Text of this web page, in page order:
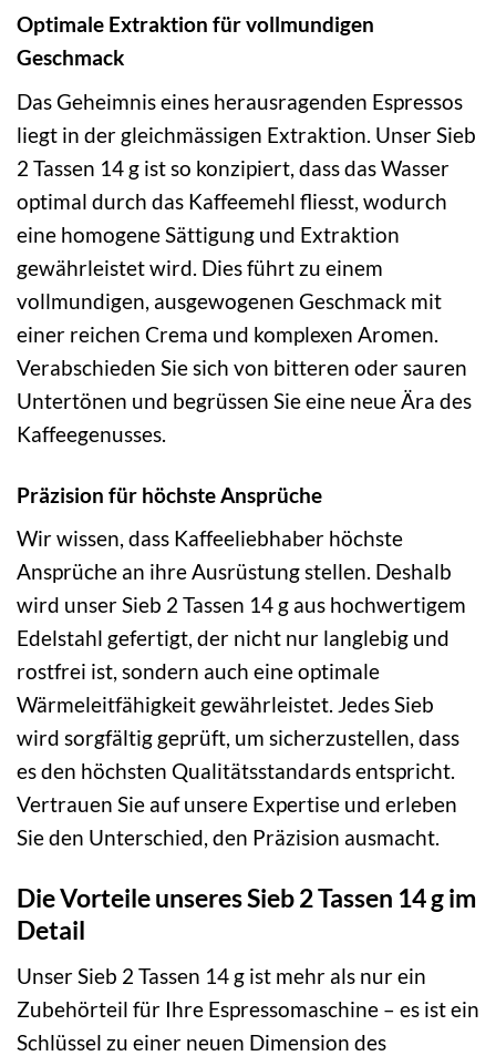
Optimale Extraktion für vollmundigen
Geschmack
Das Geheimnis eines herausragenden Espressos
liegt in der gleichmässigen Extraktion. Unser Sieb
2 Tassen 14 g ist so konzipiert, dass das Wasser
optimal durch das Kaffeemehl fliesst, wodurch
eine homogene Sättigung und Extraktion
gewährleistet wird. Dies führt zu einem
vollmundigen, ausgewogenen Geschmack mit
einer reichen Crema und komplexen Aromen.
Verabschieden Sie sich von bitteren oder sauren
Untertönen und begrüssen Sie eine neue Ära des
Kaffeegenusses.
Präzision für höchste Ansprüche
Wir wissen, dass Kaffeeliebhaber höchste
Ansprüche an ihre Ausrüstung stellen. Deshalb
wird unser Sieb 2 Tassen 14 g aus hochwertigem
Edelstahl gefertigt, der nicht nur langlebig und
rostfrei ist, sondern auch eine optimale
Wärmeleitfähigkeit gewährleistet. Jedes Sieb
wird sorgfältig geprüft, um sicherzustellen, dass
es den höchsten Qualitätsstandards entspricht.
Vertrauen Sie auf unsere Expertise und erleben
Sie den Unterschied, den Präzision ausmacht.
Die Vorteile unseres Sieb 2 Tassen 14 g im
Detail
Unser Sieb 2 Tassen 14 g ist mehr als nur ein
Zubehörteil für Ihre Espressomaschine – es ist ein
Schlüssel zu einer neuen Dimension des